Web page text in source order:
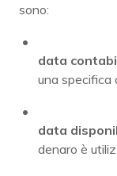
sono:
data
una specifica
data
denaro è